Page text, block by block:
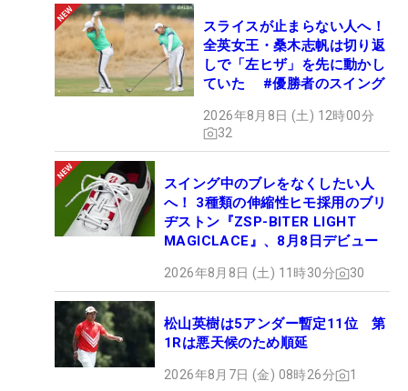
スライスが止まらない人へ！
全英女王・桑木志帆は切り返
しで「左ヒザ」を先に動かし
ていた #優勝者のスイング
2026年8月8日 (土) 12時00分
32
スイング中のブレをなくしたい人
へ！ 3種類の伸縮性ヒモ採用のブリ
ヂストン『ZSP-BITER LIGHT
MAGICLACE』、8月8日デビュー
2026年8月8日 (土) 11時30分 30
松山英樹は5アンダー暫定11位 第
1Rは悪天候のため順延
2026年8月7日 (金) 08時26分 1